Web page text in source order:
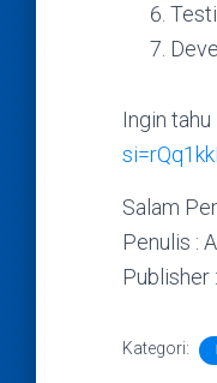
Ingin
Salam
Penulis :
Publisher
Kategori: